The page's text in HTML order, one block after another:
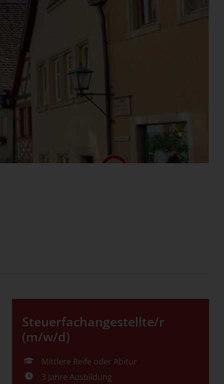
Steuerfachangestellte/r
(m/w/d)
Mittlere Reife oder Abitur
3 Jahre Ausbildung